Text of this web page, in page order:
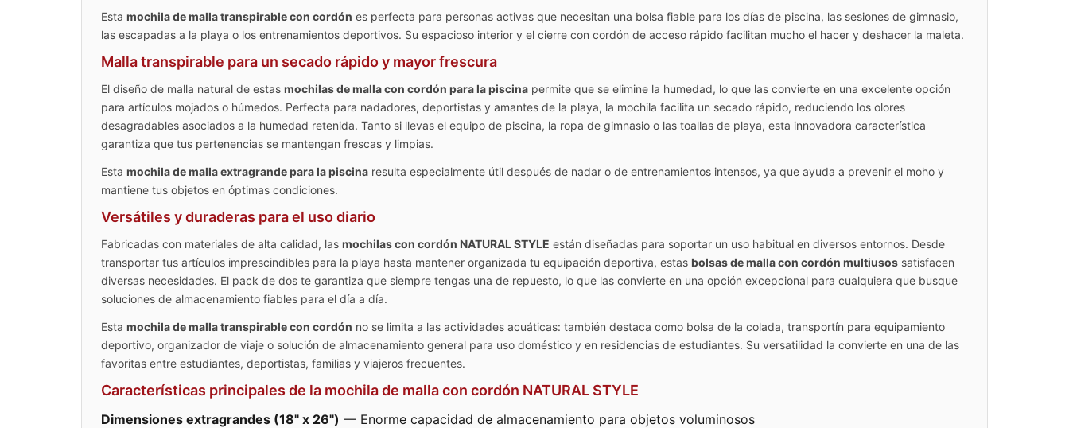
Esta mochila de malla transpirable con cordón es perfecta para personas activas que necesitan una bolsa fiable para los días de piscina, las sesiones de gimnasio,
las escapadas a la playa o los entrenamientos deportivos. Su espacioso interior y el cierre con cordón de acceso rápido facilitan mucho el hacer y deshacer la maleta.
Malla transpirable para un secado rápido y mayor frescura
El diseño de malla natural de estas mochilas de malla con cordón para la piscina permite que se elimine la humedad, lo que las convierte en una excelente opción
para artículos mojados o húmedos. Perfecta para nadadores, deportistas y amantes de la playa, la mochila facilita un secado rápido, reduciendo los olores
desagradables asociados a la humedad retenida. Tanto si llevas el equipo de piscina, la ropa de gimnasio o las toallas de playa, esta innovadora característica
garantiza que tus pertenencias se mantengan frescas y limpias.
Esta mochila de malla extragrande para la piscina resulta especialmente útil después de nadar o de entrenamientos intensos, ya que ayuda a prevenir el moho y
mantiene tus objetos en óptimas condiciones.
Versátiles y duraderas para el uso diario
Fabricadas con materiales de alta calidad, las mochilas con cordón NATURAL STYLE están diseñadas para soportar un uso habitual en diversos entornos. Desde
transportar tus artículos imprescindibles para la playa hasta mantener organizada tu equipación deportiva, estas bolsas de malla con cordón multiusos satisfacen
diversas necesidades. El pack de dos te garantiza que siempre tengas una de repuesto, lo que las convierte en una opción excepcional para cualquiera que busque
soluciones de almacenamiento fiables para el día a día.
Esta mochila de malla transpirable con cordón no se limita a las actividades acuáticas: también destaca como bolsa de la colada, transportín para equipamiento
deportivo, organizador de viaje o solución de almacenamiento general para uso doméstico y en residencias de estudiantes. Su versatilidad la convierte en una de las
favoritas entre estudiantes, deportistas, familias y viajeros frecuentes.
Características principales de la mochila de malla con cordón NATURAL STYLE
Dimensiones extragrandes (18" x 26") — Enorme capacidad de almacenamiento para objetos voluminosos